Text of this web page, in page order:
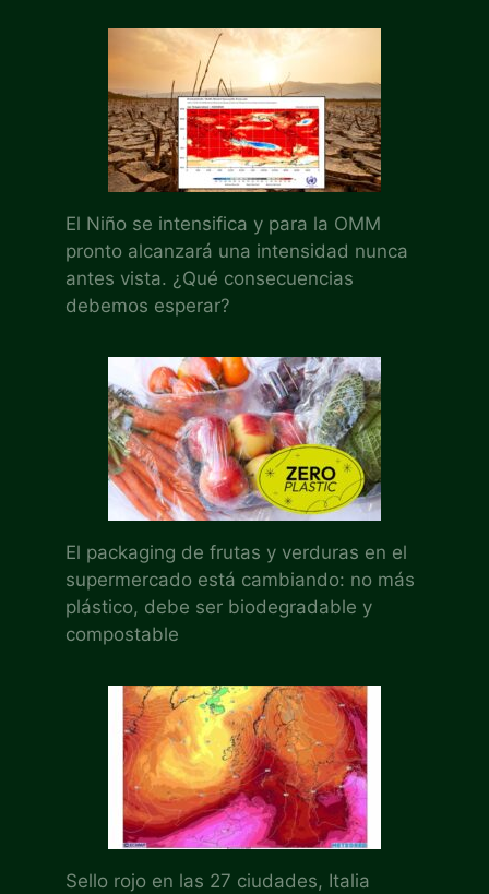
El Niño se intensifica y para la OMM
pronto alcanzará una intensidad nunca
antes vista. ¿Qué consecuencias
debemos esperar?
El packaging de frutas y verduras en el
supermercado está cambiando: no más
plástico, debe ser biodegradable y
compostable
Sello rojo en las 27 ciudades, Italia